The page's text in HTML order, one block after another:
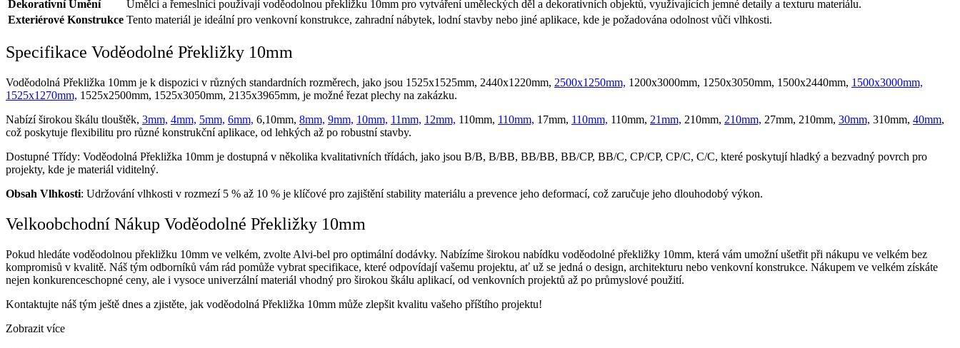
Dekorativní Umění
Umělci a řemeslníci používají voděodolnou překližku 10mm pro vytváření uměleckých děl a dekorativních objektů, využívajících jemné detaily a texturu materiálu.
Exteriérové Konstrukce Tento materiál je ideální pro venkovní konstrukce, zahradní nábytek, lodní stavby nebo jiné aplikace, kde je požadována odolnost vůči vlhkosti.
Specifikace Voděodolné Překližky 10mm
Voděodolná Překližka 10mm je k dispozici v různých standardních rozměrech, jako jsou 1525x1525mm, 2440x1220mm, 2500х1250mm, 1200х3000mm, 1250х3050mm, 1500х2440mm, 1500х3000mm,
1525х1270mm, 1525х2500mm, 1525х3050mm, 2135х3965mm, je možné řezat plechy na zakázku.
Nabízí širokou škálu tlouštěk, 3mm, 4mm, 5mm, 6mm, 6,10mm, 8mm, 9mm, 10mm, 11mm, 12mm, 110mm, 110mm, 17mm, 110mm, 110mm, 21mm, 210mm, 210mm, 27mm, 210mm, 30mm, 310mm, 40mm,
což poskytuje flexibilitu pro různé konstrukční aplikace, od lehkých až po robustní stavby.
Dostupné Třídy: Voděodolná Překližka 10mm je dostupná v několika kvalitativních třídách, jako jsou В/В, В/ВВ, ВВ/ВВ, ВB/CP, BB/C, CP/CP, CP/C, C/C, které poskytují hladký a bezvadný povrch pro
projekty, kde je materiál viditelný.
Obsah Vlhkosti: Udržování vlhkosti v rozmezí 5 % až 10 % je klíčové pro zajištění stability materiálu a prevence jeho deformací, což zaručuje jeho dlouhodobý výkon.
Velkoobchodní Nákup Voděodolné Překližky 10mm
Pokud hledáte voděodolnou překližku 10mm ve velkém, zvolte Alvi-bel pro optimální dodávky. Nabízíme širokou nabídku voděodolné překližky 10mm, která vám umožní ušetřit při nákupu ve velkém bez
kompromisů v kvalitě. Náš tým odborníků vám rád pomůže vybrat specifikace, které odpovídají vašemu projektu, ať už se jedná o design, architekturu nebo venkovní konstrukce. Nákupem ve velkém získáte
nejen konkurenceschopné ceny, ale i vysoce univerzální materiál vhodný pro širokou škálu aplikací, od venkovních projektů až po průmyslové použití.
Kontaktujte náš tým ještě dnes a zjistěte, jak voděodolná Překližka 10mm může zlepšit kvalitu vašeho příštího projektu!
Zobrazit více